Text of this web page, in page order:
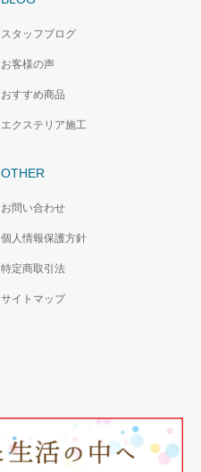
スタッフブログ
お客様の声
おすすめ商品
エクステリア施工
OTHER
お問い合わせ
個人情報保護方針
特定商取引法
サイトマップ